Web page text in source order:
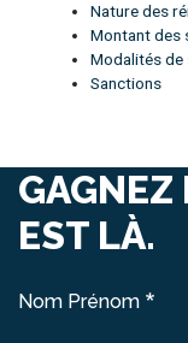
Nature des
Montant des
Modalités
Sanctions
GAGNEZ
EST LÀ.
Nom Prénom